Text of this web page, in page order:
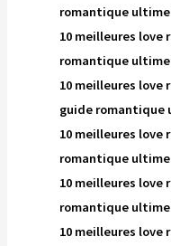
romantique ultime
10 meilleures love
romantique ultime
10 meilleures love
guide romantique
10 meilleures love
romantique ultime
10 meilleures love
romantique ultime
10 meilleures love